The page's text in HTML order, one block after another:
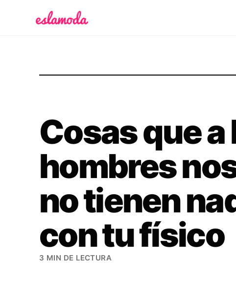
Cosas que a
hombres
no tienen
con tu físico
3 MIN DE LECTURA